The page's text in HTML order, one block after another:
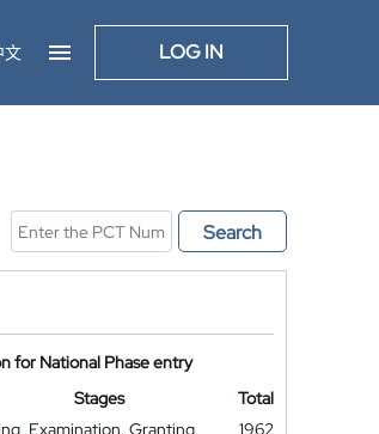
文 LOG IN
Search
for National Phase entry
Stages
Total
Examination, Granting
1962